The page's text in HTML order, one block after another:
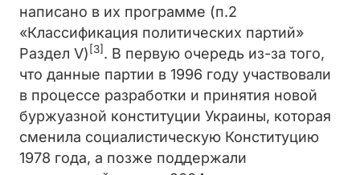
написано в их программе (п.2
«Классификация политических партий»
Раздел V) [3]. В первую очередь из-за того,
что данные партии в 1996 году участвовали
в процессе разработки и принятия новой
буржуазной конституции Украины, которая
сменила социалистическую Конституцию
1978 года, а позже поддержали